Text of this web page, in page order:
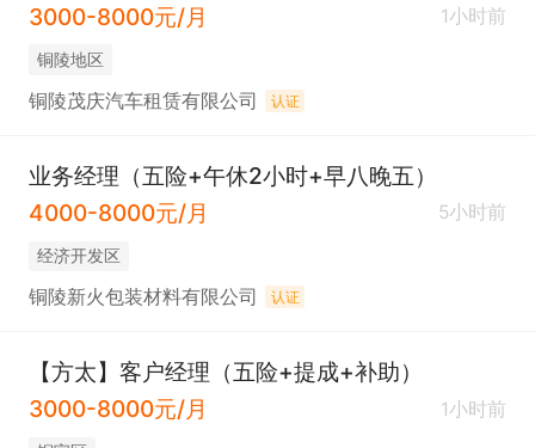
3000-8000元/月
1小时前
铜陵地区
铜陵茂庆汽车租赁有限公司 认证
业务经理（五险+午休2小时+早八晚五）
4000-8000元/月
5小时前
经济开发区
铜陵新火包装材料有限公司 认证
【方太】客户经理（五险+提成+补助）
3000-8000元/月
1小时前